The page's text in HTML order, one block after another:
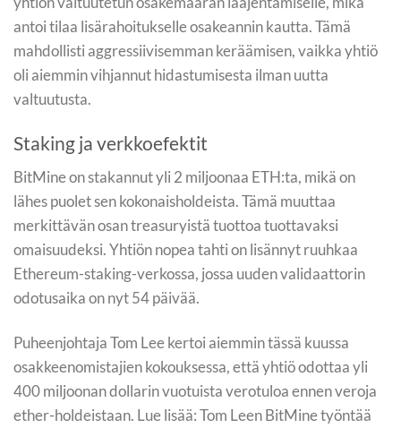
antoi tilaa lisärahoitukselle osakeannin kautta. Tämä
mahdollisti aggressiivisemman keräämisen, vaikka yhtiö
oli aiemmin vihjannut hidastumisesta ilman uutta
valtuutusta.
Staking ja verkkoefektit
BitMine on stakannut yli 2 miljoonaa ETH:ta, mikä on
lähes puolet sen kokonaisholdeista. Tämä muuttaa
merkittävän osan treasuryistä tuottoa tuottavaksi
omaisuudeksi. Yhtiön nopea tahti on lisännyt ruuhkaa
Ethereum-staking-verkossa, jossa uuden validaattorin
odotusaika on nyt 54 päivää.
Puheenjohtaja Tom Lee kertoi aiemmin tässä kuussa
osakkeenomistajien kokouksessa, että yhtiö odottaa yli
400 miljoonan dollarin vuotuista verotuloa ennen veroja
ether-holdeistaan. Lue lisää: Tom Leen BitMine työntää